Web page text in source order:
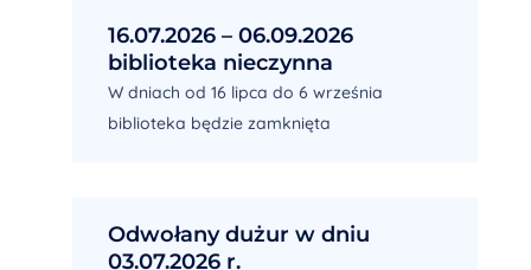
16.07.2026 – 06.09.2026
biblioteka nieczynna
W dniach od 16 lipca do 6 września
biblioteka będzie zamknięta
Odwołany dużur w dniu
03.07.2026 r.